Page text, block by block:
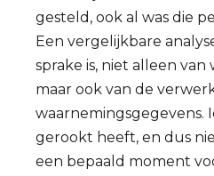
gesteld, ook al was die
Een vergelijkbare
sprake is, niet alleen
maar ook van de
waarnemingsgegevens.
gerookt heeft, en dus
een bepaald moment